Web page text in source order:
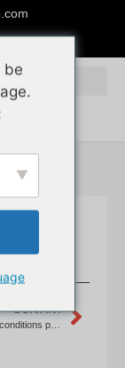
+
SUIVANT
Quelles sont les conditions préalables pour importer du rotin, des nattes en rotin et du cœur de rotin de Chine, et quelle est la quantité minimale de commande ?
be